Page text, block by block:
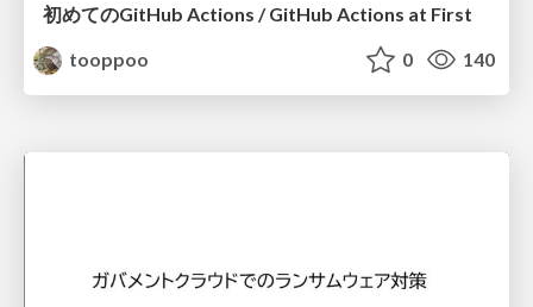
初めてのGitHub Actions / GitHub Actions at First
tooppoo
0 140